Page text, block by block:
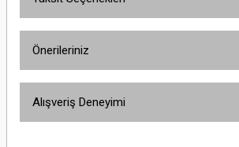
Önerileriniz
yetersiz gördüğünüz noktaları öneri formunu
Alışveriş Deneyimi